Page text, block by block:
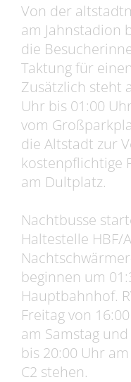
Von der
am Jahnstadion
die
Taktung für
Zusätzlich steht
Uhr bis 01:00
vom
die Altstadt zur
kostenpflichtige
am Dultplatz.
Nachtbusse
Haltestelle HBF/
beginnen um
Hauptbahnhof.
Freitag von
am Samstag
bis 20:00 Uhr
C2 stehen.